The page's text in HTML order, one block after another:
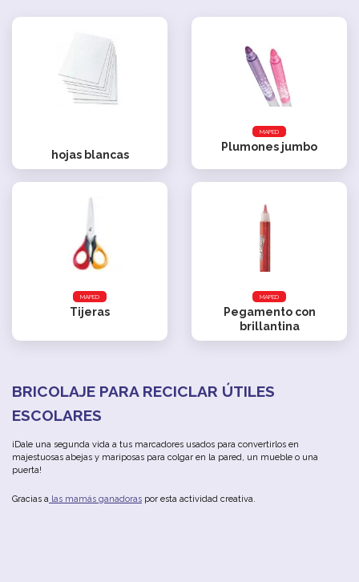
hojas blancas
MAPED
Plumones jumbo
MAPED
Tijeras
MAPED
Pegamento con
brillantina
BRICOLAJE PARA RECICLAR ÚTILES
ESCOLARES
¡Dale una segunda vida a tus marcadores usados para convertirlos en
majestuosas abejas y mariposas para colgar en la pared, un mueble o una
puerta!
Gracias a las mamás ganadoras por esta actividad creativa.